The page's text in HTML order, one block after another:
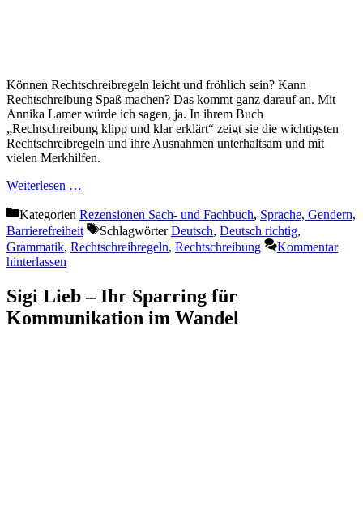
Können Rechtschreibregeln leicht und fröhlich sein? Kann
Rechtschreibung Spaß machen? Das kommt ganz darauf an. Mit
Annika Lamer würde ich sagen, ja. In ihrem Buch
„Rechtschreibung klipp und klar erklärt“ zeigt sie die wichtigsten
Rechtschreibregeln und ihre Ausnahmen unterhaltsam und mit
vielen Merkhilfen.
Weiterlesen …
Kategorien Rezensionen Sach- und Fachbuch, Sprache, Gendern,
Barrierefreiheit
SchlagwörterDeutsch, Deutsch richtig,
Grammatik, Rechtschreibregeln, Rechtschreibung
Kommentar
hinterlassen
Sigi Lieb – Ihr Sparring für
Kommunikation im Wandel